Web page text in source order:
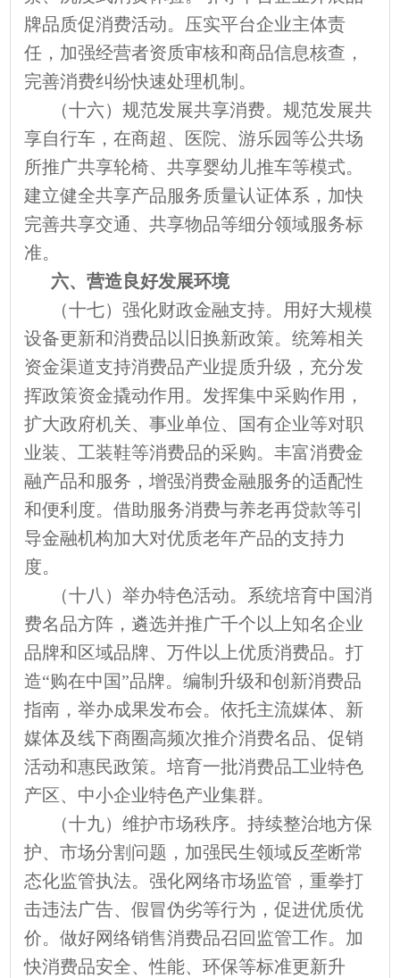
牌品质促消费活动。压实平台企业主体责
任，加强经营者资质审核和商品信息核查，
完善消费纠纷快速处理机制。
（十六）规范发展共享消费。规范发展共
享自行车，在商超、医院、游乐园等公共场
所推广共享轮椅、共享婴幼儿推车等模式。
建立健全共享产品服务质量认证体系，加快
完善共享交通、共享物品等细分领域服务标
准。
六、营造良好发展环境
（十七）强化财政金融支持。用好大规模
设备更新和消费品以旧换新政策。统筹相关
资金渠道支持消费品产业提质升级，充分发
挥政策资金撬动作用。发挥集中采购作用，
扩大政府机关、事业单位、国有企业等对职
业装、工装鞋等消费品的采购。丰富消费金
融产品和服务，增强消费金融服务的适配性
和便利度。借助服务消费与养老再贷款等引
导金融机构加大对优质老年产品的支持力
度。
（十八）举办特色活动。系统培育中国消
费名品方阵，遴选并推广千个以上知名企业
品牌和区域品牌、万件以上优质消费品。打
造“购在中国”品牌。编制升级和创新消费品
指南，举办成果发布会。依托主流媒体、新
媒体及线下商圈高频次推介消费名品、促销
活动和惠民政策。培育一批消费品工业特色
产区、中小企业特色产业集群。
（十九）维护市场秩序。持续整治地方保
护、市场分割问题，加强民生领域反垄断常
态化监管执法。强化网络市场监管，重拳打
击违法广告、假冒伪劣等行为，促进优质优
价。做好网络销售消费品召回监管工作。加
快消费品安全、性能、环保等标准更新升